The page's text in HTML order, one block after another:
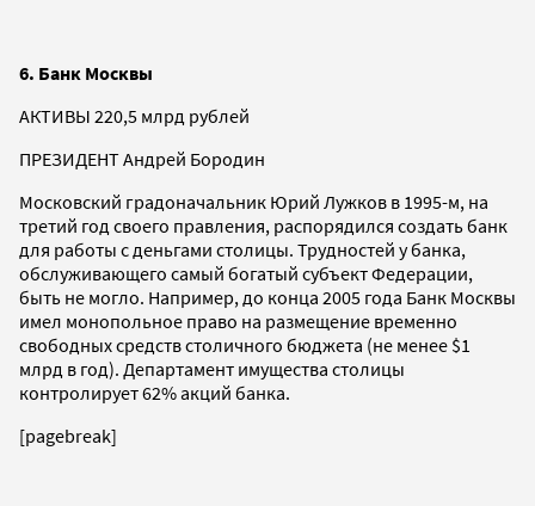
6. Банк Москвы
АКТИВЫ 220,5 млрд рублей
ПРЕЗИДЕНТ Андрей Бородин
Московский градоначальник Юрий Лужков в 1995-м, на
третий год своего правления, распорядился создать банк
для работы с деньгами столицы. Трудностей у банка,
обслуживающего самый богатый субъект Федерации,
быть не могло. Например, до конца 2005 года Банк Москвы
имел монопольное право на размещение временно
свободных средств столичного бюджета (не менее $1
млрд в год). Департамент имущества столицы
контролирует 62% акций банка.
[pagebreak]